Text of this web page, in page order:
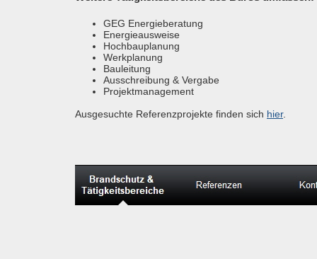
GEG Energieberatung
Energieausweise
Hochbauplanung
Werkplanung
Bauleitung
Ausschreibung & Vergabe
Projektmanagement
Ausgesuchte Referenzprojekte finden sich hier.